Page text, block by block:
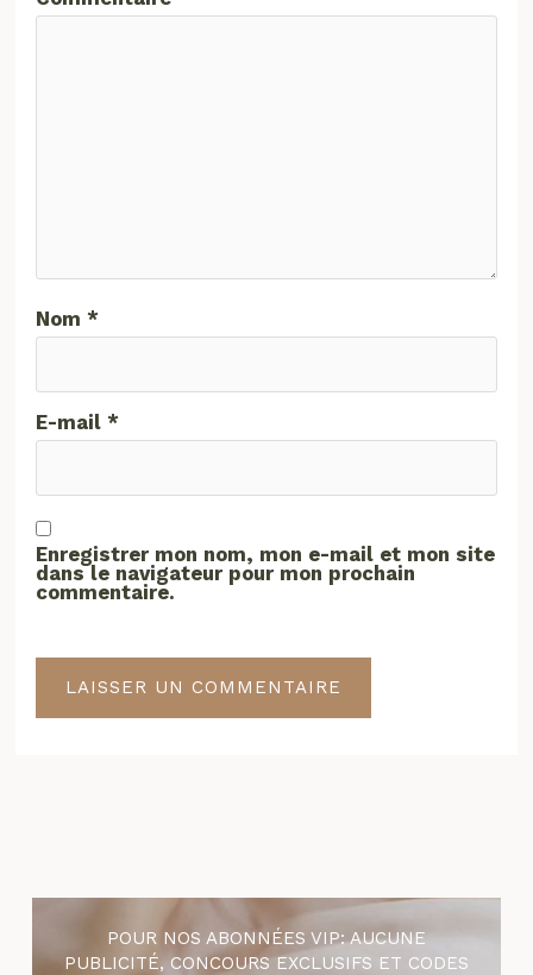
Nom*
E-mail*
Enregistrer mon nom, mon e-mail et mon site
dans le navigateur pour mon prochain
commentaire.
POUR NOS ABONNÉES VIP: AUCUNE
PUBLICITÉ, CONCOURS EXCLUSIFS ET CODES